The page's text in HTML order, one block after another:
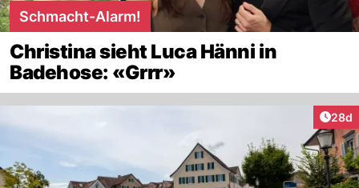
Schmacht-Alarm!
Christina sieht Luca Hänni in
Badehose: «Grrr»
28d